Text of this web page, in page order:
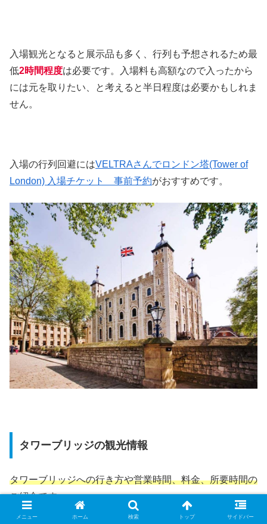
入場観光となると展示品も多く、行列も予想されるため最
低2時間程度は必要です。入場料も高額なので入ったから
には元を取りたい、と考えると半日程度は必要かもしれま
せん。
入場の行列回避にはVELTRAさんでロンドン塔(Tower of
London) 入場チケット 事前予約がおすすめです。
タワーブリッジの観光情報
タワーブリッジへの行き方や営業時間、料金、所要時間の
ご紹介です。
メニュー ホーム 検索 トップ サイドバー